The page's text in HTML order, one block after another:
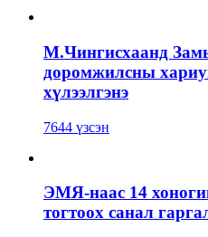
М.Чингисхаанд
доромжилсны
хүлээлгэнэ
7644 үзсэн
ЭМЯ-наас 14
тогтоох санал